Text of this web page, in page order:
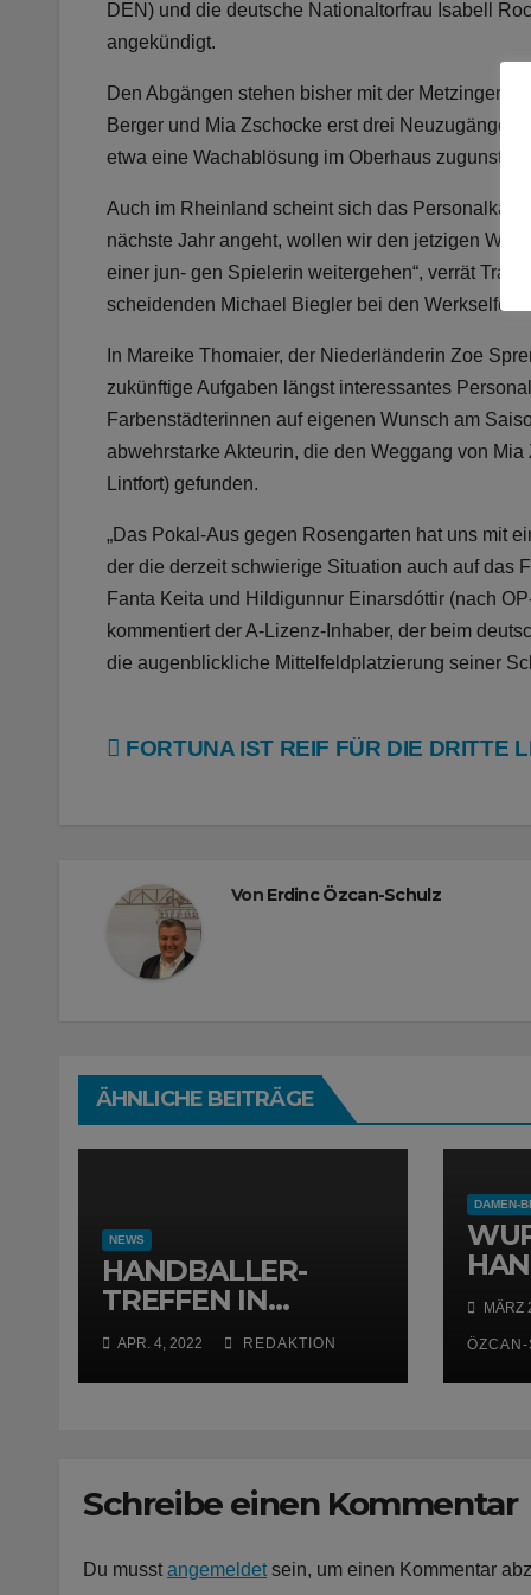
DEN) und die deutsche Nationaltorfrau Isabell
angekündigt.
Den Abgängen stehen bisher mit der Metzinger
Berger und Mia Zschocke erst drei Neuzugänge
etwa eine Wachablösung im Oberhaus
Auch im Rheinland scheint sich das
nächste Jahr angeht, wollen wir den jetzigen
einer jun- gen Spielerin weitergehen“, verrät
scheidenden Michael Biegler bei den Werkselfen
In Mareike Thomaier, der Niederländerin Zoe
zukünftige Aufgaben längst interessantes
Farbenstädterinnen auf eigenen Wunsch am
abwehrstarke Akteurin, die den Weggang von
Lintfort) gefunden.
„Das Pokal-Aus gegen Rosengarten hat uns mit
der die derzeit schwierige Situation auch auf das
Fanta Keita und Hildigunnur Einarsdóttir (nach
kommentiert der A-Lizenz-Inhaber, der beim
die augenblickliche Mittelfeldplatzierung seiner
Beitragsnavigation
FORTUNA IST REIF FÜR DIE DRITTE
Von Erdinc Özcan-Schulz
ÄHNLICHE BEITRÄGE
NEWS
HANDBALLER-
TREFFEN IN
OBERBARMEN
APR. 4, 2022 REDAKTION
DAMEN-
MÄRZ
Schreibe einen Kommentar
Du musst angemeldetsein, um einen Kommentar